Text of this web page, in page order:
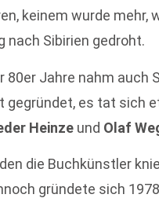
keinem wurde
nach Sibirien gedroht.
80er Jahre nahm auch
gegründet, es tat sich
Heinze und Olaf
die Buchkünstler
gründete sich